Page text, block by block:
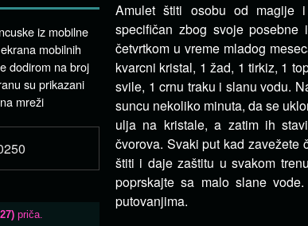
Amulet štiti osobu od magije
specifičan zbog svoje posebne
četvrtkom u vreme mladog
kvarcni kristal, 1 žad, 1 tirkiz, 1
svile, 1 crnu traku i slanu vodu.
suncu nekoliko minuta, da se
ulja na kristale, a zatim ih
čvorova. Svaki put kad zavežete
štiti i daje zaštitu u svakom
poprskajte sa malo slane
putovanjima.
iz mobilne
mobilnih
dodirom na broj
su prikazani
mreži